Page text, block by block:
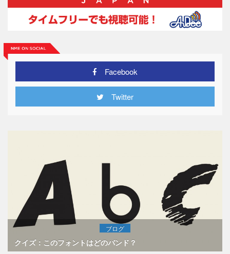
Facebook
Twitter
ブログ
クイズ：このフォントはどのバンド？